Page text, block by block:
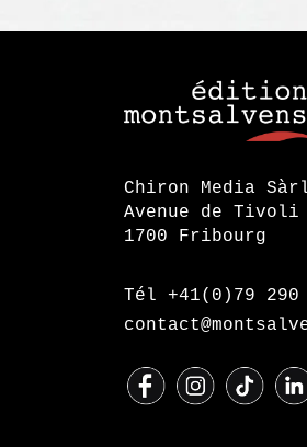
Ce
a
plusieurs
options
peuvent
être
sur
la
du
produit
Chiron Media
Avenue de Tivoli
1700 Fribourg
Tél +41(0)79 290